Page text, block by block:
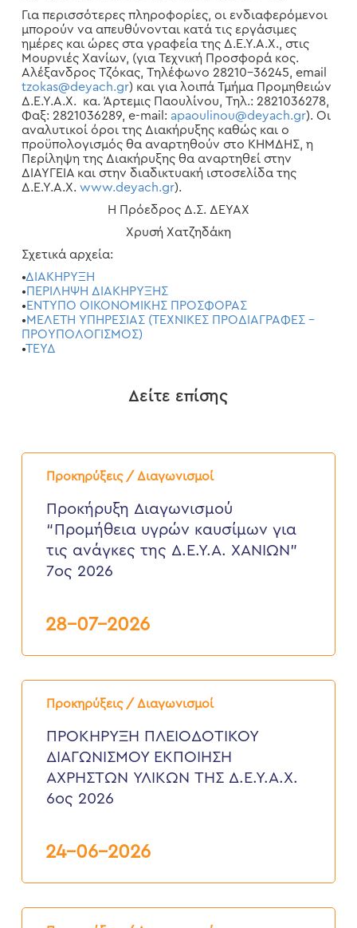
Για περισσότερες πληροφορίες, οι ενδιαφερόμενοι
μπορούν να απευθύνονται κατά τις εργάσιμες
ημέρες και ώρες στα γραφεία της Δ.Ε.Υ.Α.Χ., στις
Μουρνιές Χανίων, (για Τεχνική Προσφορά κος.
Αλέξανδρος Τζόκας, Τηλέφωνο 28210-36245, email
tzokas@deyach.gr) και για λοιπά Τμήμα Προμηθειών
Δ.Ε.Υ.Α.Χ. κα. Άρτεμις Παουλίνου, Τηλ.: 2821036278,
Φαξ: 2821036289, e-mail: apaoulinou@deyach.gr). Οι
αναλυτικοί όροι της Διακήρυξης καθώς και ο
προϋπολογισμός θα αναρτηθούν στο ΚΗΜΔΗΣ, η
Περίληψη της Διακήρυξης θα αναρτηθεί στην
ΔΙΑΥΓΕΙΑ και στην διαδικτυακή ιστοσελίδα της
Δ.Ε.Υ.Α.Χ. www.deyach.gr).
Η Πρόεδρος Δ.Σ. ΔΕΥΑΧ
Χρυσή Χατζηδάκη
Σχετικά αρχεία:
•ΔΙΑΚΗΡΥΞΗ
•ΠΕΡΙΛΗΨΗ ΔΙΑΚΗΡΥΞΗΣ
•ΕΝΤΥΠΟ ΟΙΚΟΝΟΜΙΚΗΣ ΠΡΟΣΦΟΡΑΣ
•ΜΕΛΕΤΗ ΥΠΗΡΕΣΙΑΣ (ΤΕΧΝΙΚΕΣ ΠΡΟΔΙΑΓΡΑΦΕΣ –
ΠΡΟΥΠΟΛΟΓΙΣΜΟΣ)
•ΤΕΥΔ
Δείτε επίσης
Προκηρύξεις / Διαγωνισμοί
Προκήρυξη
Διαγωνισμού
υγρών
καυσίμων
ανάγκες
2026
Προκήρυξη Διαγωνισμού
“Προμήθεια υγρών καυσίμων για
τις ανάγκες της Δ.Ε.Υ.Α. ΧΑΝΙΩΝ”
7ος 2026
28-07-2026
Προκηρύξεις / Διαγωνισμοί
ΠΡΟΚΗΡΥΞΗ
ΠΛΕΙΟΔΟΤΙΚΟΥ
ΕΚΠΟΙΗΣΗ
ΑΧΡΗΣΤΩΝ
ΥΛΙΚΩΝ
Δ.Ε.Υ.Α.Χ.
ΠΡΟΚΗΡΥΞΗ ΠΛΕΙΟΔΟΤΙΚΟΥ
ΔΙΑΓΩΝΙΣΜΟΥ ΕΚΠΟΙΗΣΗ
ΑΧΡΗΣΤΩΝ ΥΛΙΚΩΝ ΤΗΣ Δ.Ε.Υ.Α.Χ.
6ος 2026
24-06-2026
Προκήρυξη